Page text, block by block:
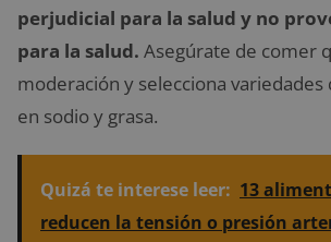
perjudicial para la salud y no
para la salud. Asegúrate de comer
moderación y selecciona variedades
en sodio y grasa.
Quizá te interese leer: 13
reducen la tensión o presión